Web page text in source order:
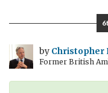
Review:
sempre
caldo
by Christopher
Former British